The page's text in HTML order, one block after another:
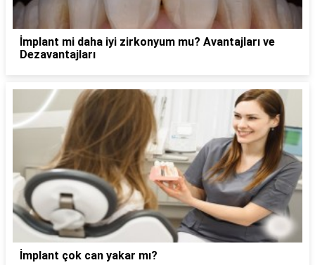
İmplant mi daha iyi zirkonyum mu? Avantajları ve
Dezavantajları
İmplant çok can yakar mı?